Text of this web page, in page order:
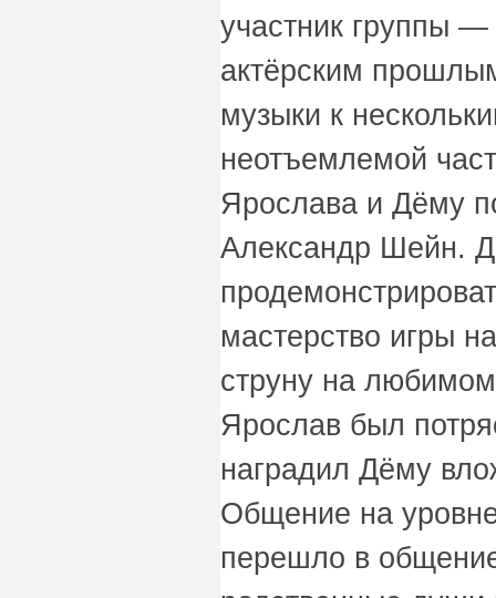
участник группы —
актёрским
музыки к
неотъемлемой
Ярослава и Дёму
Александр Шейн.
мастерство игры
струну на
Ярослав был
наградил Дёму
Общение на
перешло в